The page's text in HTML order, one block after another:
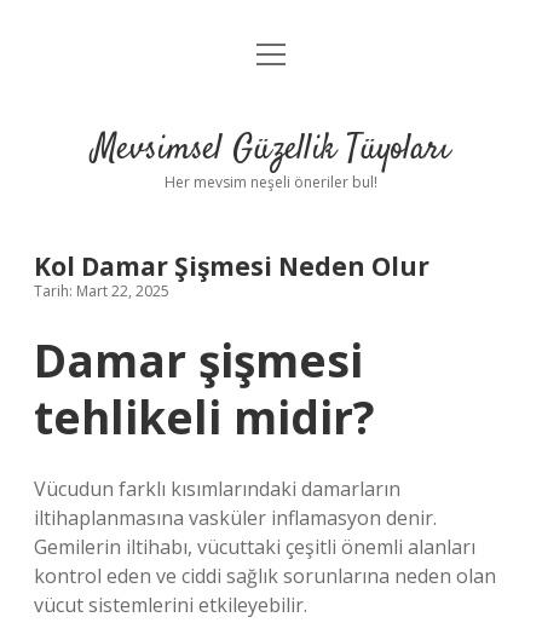
Anasayfa
Yasal Uyarı
menüyü
Mevsimsel Güzellik Tüyoları
Her mevsim neşeli öneriler bul!
Kol Damar Şişmesi Neden Olur
Tarih: Mart 22, 2025
Damar şişmesi
tehlikeli midir?
Vücudun farklı kısımlarındaki damarların
iltihaplanmasına vasküler inflamasyon denir.
Gemilerin iltihabı, vücuttaki çeşitli önemli alanları
kontrol eden ve ciddi sağlık sorunlarına neden olan
vücut sistemlerini etkileyebilir.